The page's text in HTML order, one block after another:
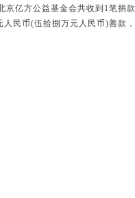
京亿方公益基金会共收到1笔
人民币(伍拾捌万元人民币)善款